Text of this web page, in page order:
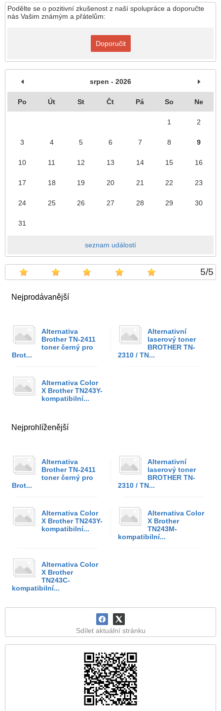
Podělte se o pozitivní zkušenost z naší spolupráce a doporučte
nás Vašim známým a přátelům:
Doporučit
srpen - 2026
Po Út St Čt Pá So Ne
1 2
3 4 5 6 7 8 9
10 11 12 13 14 15 16
17 18 19 20 21 22 23
24 25 26 27 28 29 30
31
seznam událostí
5/5
Nejprodávanější
Alternativa
Brother TN-2411
toner černý pro
Brot...
Alternativní
laserový toner
BROTHER TN-
2310 / TN...
Alternativa Color
X Brother TN243Y-
kompatibilní...
Nejprohlíženější
Alternativa
Brother TN-2411
toner černý pro
Brot...
Alternativní
laserový toner
BROTHER TN-
2310 / TN...
Alternativa Color
X Brother TN243Y-
kompatibilní...
Alternativa Color
X Brother
TN243M-
kompatibilní...
Alternativa Color
X Brother
TN243C-
kompatibilní...
Sdílet aktuální stránku